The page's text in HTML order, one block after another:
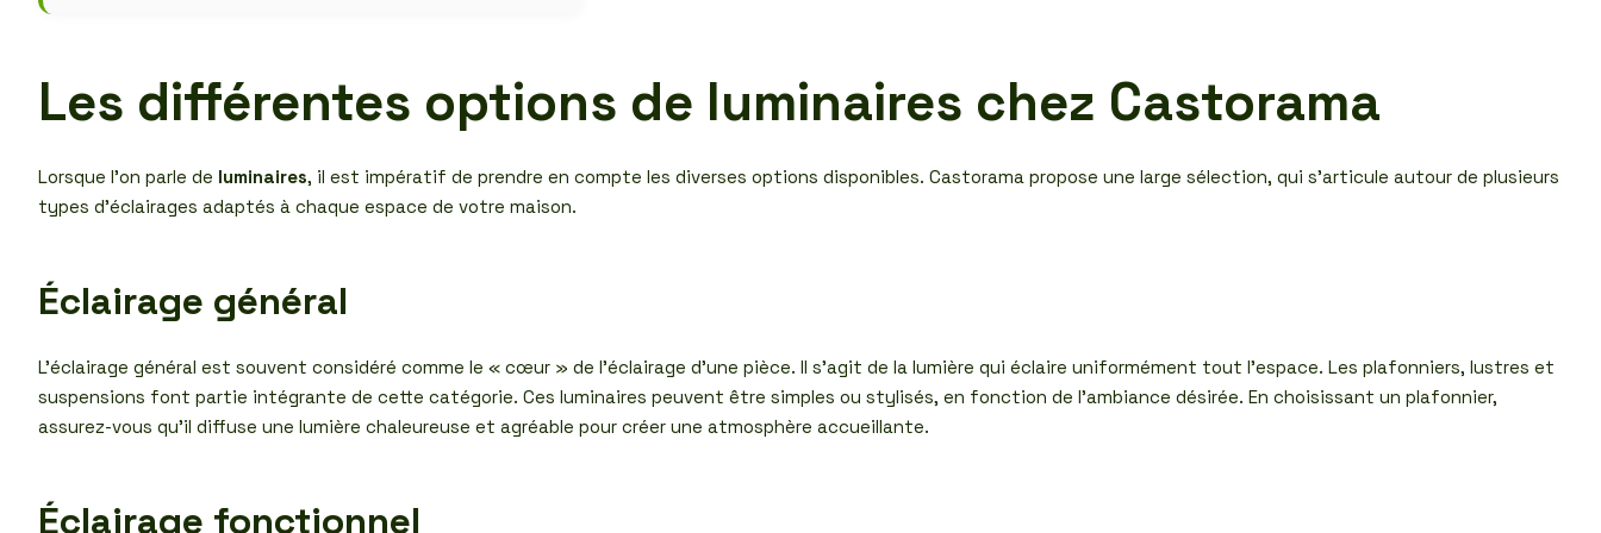
Les différentes options de luminaires chez Castorama
Lorsque l’on parle de luminaires, il est impératif de prendre en compte les diverses options disponibles. Castorama propose une large sélection, qui s’articule autour de plusieurs
types d’éclairages adaptés à chaque espace de votre maison.
Éclairage général
L’éclairage général est souvent considéré comme le « cœur » de l’éclairage d’une pièce. Il s’agit de la lumière qui éclaire uniformément tout l’espace. Les plafonniers, lustres et
suspensions font partie intégrante de cette catégorie. Ces luminaires peuvent être simples ou stylisés, en fonction de l’ambiance désirée. En choisissant un plafonnier,
assurez-vous qu’il diffuse une lumière chaleureuse et agréable pour créer une atmosphère accueillante.
Éclairage fonctionnel